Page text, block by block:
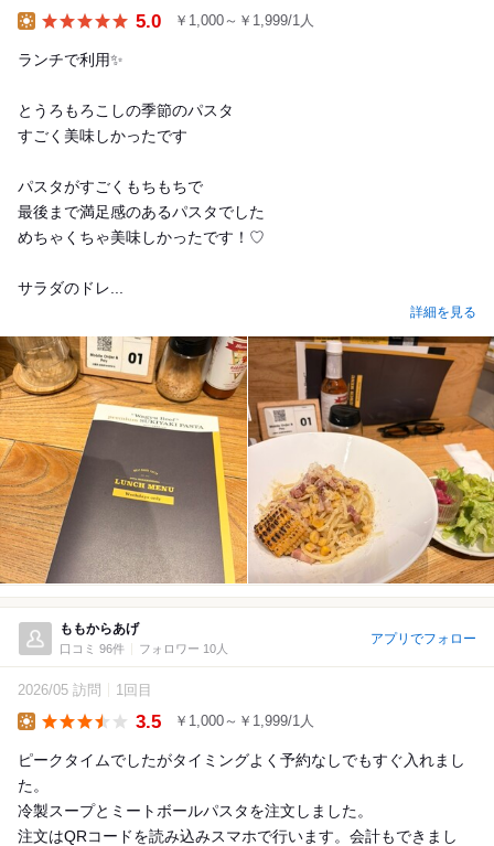
5.0 ￥1,000～￥1,999/1人
ランチで利用✨
とうろもろこしの季節のパスタ
すごく美味しかったです
パスタがすごくもちもちで
最後まで満足感のあるパスタでした
めちゃくちゃ美味しかったです！♡
サラダのドレ...
詳細を見る
ももからあげ
口コミ 96件 フォロワー 10人
アプリでフォロー
2026/05 訪問 1回目
3.5 ￥1,000～￥1,999/1人
ピークタイムでしたがタイミングよく予約なしでもすぐ入れまし
た。
冷製スープとミートボールパスタを注文しました。
注文はQRコードを読み込みスマホで行います。会計もできまし